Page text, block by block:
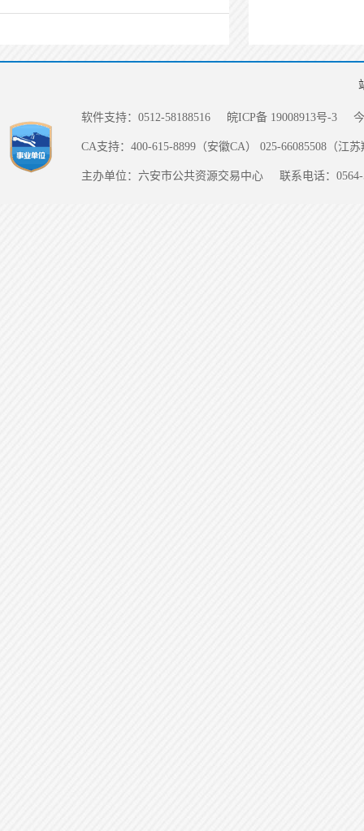
软件支持：0512-58188516 皖ICP备 19008913号-3
CA支持：400-615-8899（安徽CA） 025-66085508（江
主办单位：六安市公共资源交易中心 联系电话：0564-